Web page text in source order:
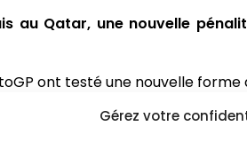
Gérez votre
au Qatar, une nouvelle
ont testé une nouvelle
la piste sur un virage. Au